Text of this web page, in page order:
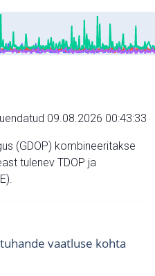
09.08.2026 00:43:33
(GDOP) kombineeritakse
tulenev TDOP ja
vaatluse kohta